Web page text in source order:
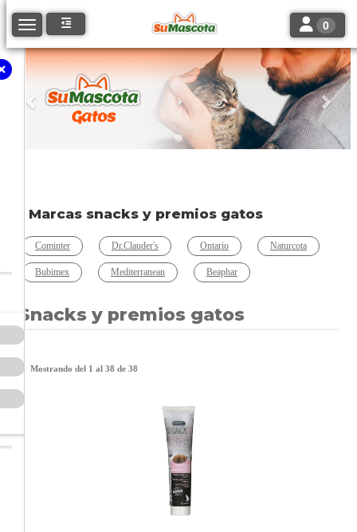
Toggle navigation Toggle
0
Anterior
Marcas snacks y premios gatos
Cominter Dr.Clauder's Ontario Naturcota
Bubimex Mediterranean Beaphar
Snacks y premios gatos
Mostrando del 1 al 38 de 38